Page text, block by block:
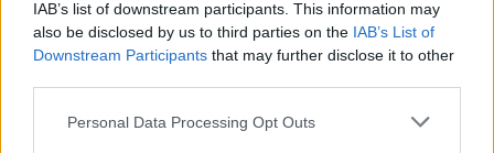
IAB’s list of downstream participants. This information may
also be disclosed by us to third parties on the IAB’s List of
Downstream Participants that may further disclose it to other
Personal Data Processing Opt Outs
Ιός Δυτικού Νείλου: Τα "καμπανάκια" των
συμπτωμάτων - Τα μέτρα προστασίας μέχρι